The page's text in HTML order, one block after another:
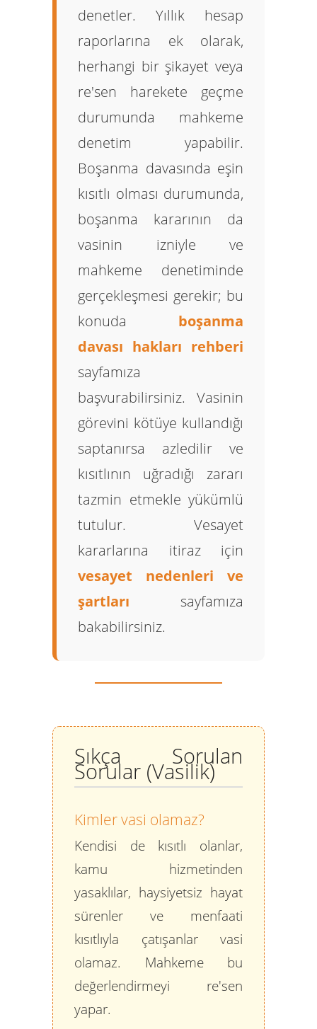
denetler. Yıllık hesap
raporlarına ek olarak,
herhangi bir şikayet veya
re'sen harekete geçme
durumunda mahkeme
denetim yapabilir.
Boşanma davasında eşin
kısıtlı olması durumunda,
boşanma kararının da
vasinin izniyle ve
mahkeme denetiminde
gerçekleşmesi gerekir; bu
konuda boşanma
davası hakları rehberi
sayfamıza
başvurabilirsiniz. Vasinin
görevini kötüye kullandığı
saptanırsa azledilir ve
kısıtlının uğradığı zararı
tazmin etmekle yükümlü
tutulur. Vesayet
kararlarına itiraz için
vesayet nedenleri ve
şartları sayfamıza
bakabilirsiniz.
Sıkça Sorulan
Sorular (Vasilik)
Kimler vasi olamaz?
Kendisi de kısıtlı olanlar,
kamu hizmetinden
yasaklılar, haysiyetsiz hayat
sürenler ve menfaati
kısıtlıyla çatışanlar vasi
olamaz. Mahkeme bu
değerlendirmeyi re'sen
yapar.